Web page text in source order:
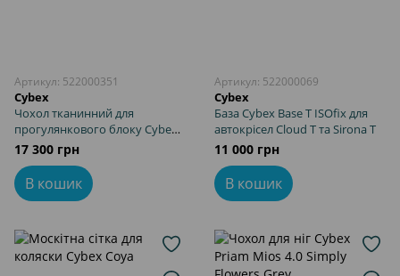
Артикул: 522000351
Cybex
Чохол тканинний для
прогулянкового блоку Cybex
Priam Seat 4.0 Rockstar by Alec
17 300 грн
В кошик
Артикул: 522000069
Cybex
База Cybex Base T ISOfix для
автокрісел Cloud T та Sirona T
11 000 грн
В кошик